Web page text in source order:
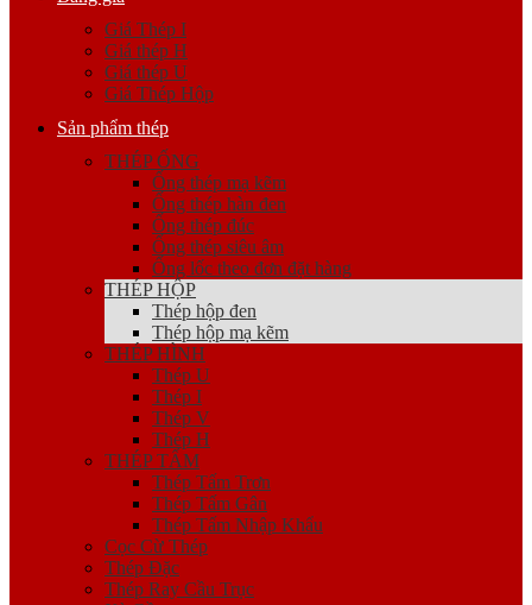
Giá Thép I
Giá thép H
Giá thép U
Giá Thép Hộp
Sản phẩm thép
THÉP ỐNG
Ống thép mạ kẽm
Ống thép hàn đen
Ống thép đúc
Ống thép siêu âm
Ống lốc theo đơn đặt hàng
THÉP HỘP
Thép hộp đen
Thép hộp mạ kẽm
THÉP HÌNH
Thép U
Thép I
Thép V
Thép H
THÉP TẤM
Thép Tấm Trơn
Thép Tấm Gân
Thép Tấm Nhập Khẩu
Cọc Cừ Thép
Thép Đặc
Thép Ray Cầu Trục